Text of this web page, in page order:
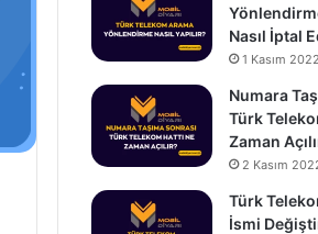
Nasıl İptal
1 Kasım 2022
Numara
Türk
Zaman
2 Kasım
Türk
İsmi